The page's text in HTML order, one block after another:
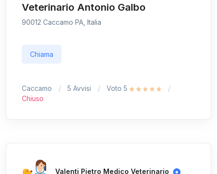
Veterinario Antonio Galbo
90012 Caccamo PA, Italia
Chiama
Caccamo 5 Avvisi
Voto 5
Chiuso
Valenti Pietro Medico Veterinario